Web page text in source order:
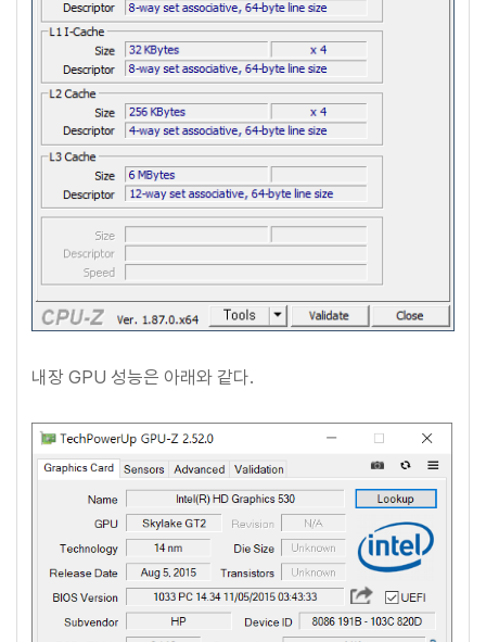
내장 GPU 성능은 아래와 같다.